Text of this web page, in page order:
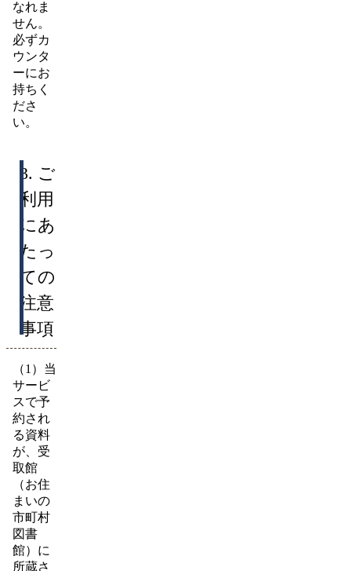
なれま
せん。
必ずカ
ウンタ
ーにお
持ちく
ださ
い。
3. ご
利用
にあ
たっ
ての
注意
事項
（1）当
サービ
スで予
約され
る資料
が、受
取館
（お住
まいの
市町村
図書
館）に
所蔵さ